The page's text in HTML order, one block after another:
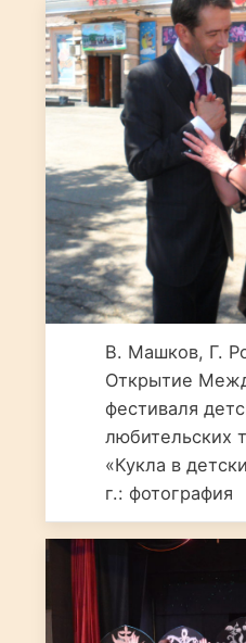
В. Машков, Г.
Открытие
фестиваля
любительских
«Кукла в
г.: фотография